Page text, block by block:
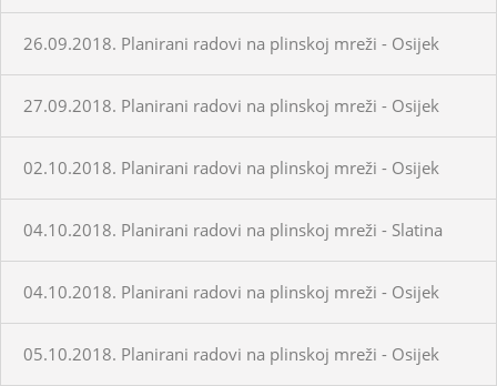
26.09.2018. Planirani radovi na plinskoj mreži - Osijek
27.09.2018. Planirani radovi na plinskoj mreži - Osijek
02.10.2018. Planirani radovi na plinskoj mreži - Osijek
04.10.2018. Planirani radovi na plinskoj mreži - Slatina
04.10.2018. Planirani radovi na plinskoj mreži - Osijek
05.10.2018. Planirani radovi na plinskoj mreži - Osijek